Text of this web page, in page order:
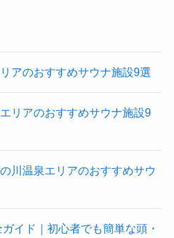
アのおすすめサウナ施設9選
リアのおすすめサウナ施設9
川温泉エリアのおすすめサウ
イド｜初心者でも簡単な頭・